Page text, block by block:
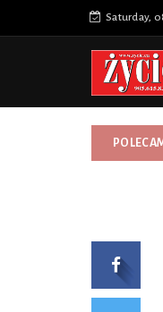
Saturday,